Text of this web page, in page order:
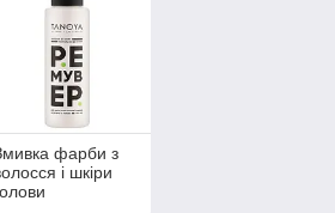
фарби з
і шкіри